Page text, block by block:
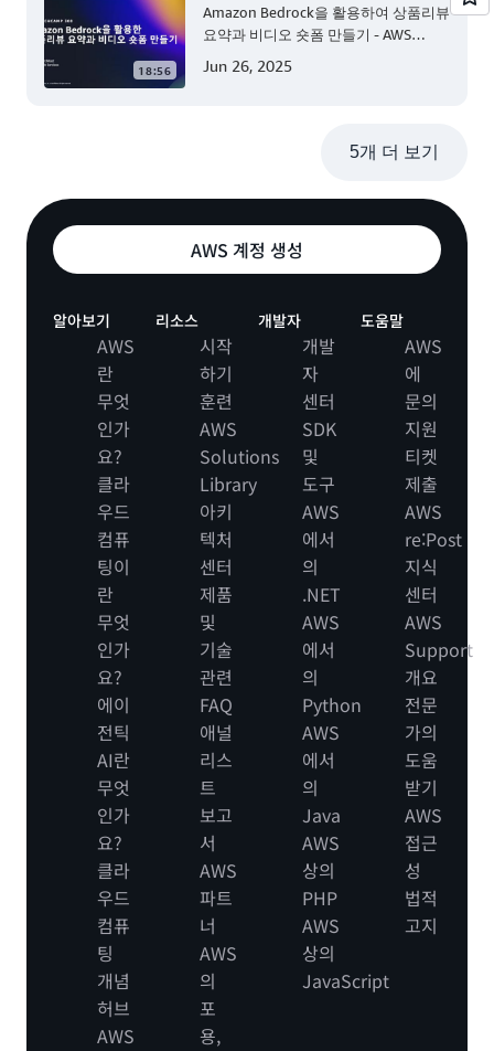
18:56
Amazon Bedrock을 활용하여 상품리뷰
요약과 비디오 숏폼 만들기 - AWS
Jun 26, 2025
5개 더 보기
AWS 계정 생성
알아보기
AWS
란
무엇
인가
요?
클라
우드
컴퓨
팅이
란
무엇
인가
요?
에이
전틱
AI란
무엇
인가
요?
클라
우드
컴퓨
팅
개념
허브
AWS
리소스
시작
하기
훈련
AWS
Solutions
Library
아키
텍처
센터
제품
및
기술
관련
FAQ
애널
리스
트
보고
서
AWS
파트
너
AWS
의
포
용,
개발자
개발
자
센터
SDK
및
도구
AWS
에서
의
.NET
AWS
에서
의
Python
AWS
에서
의
Java
AWS
상의
PHP
AWS
상의
JavaScript
도움말
AWS
에
문의
지원
티켓
제출
AWS
re:Post
지식
센터
AWS
Support
개요
전문
가의
도움
받기
AWS
접근
성
법적
고지